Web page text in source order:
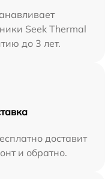
Seek Thermal
до 3 лет.
доставит
и обратно.